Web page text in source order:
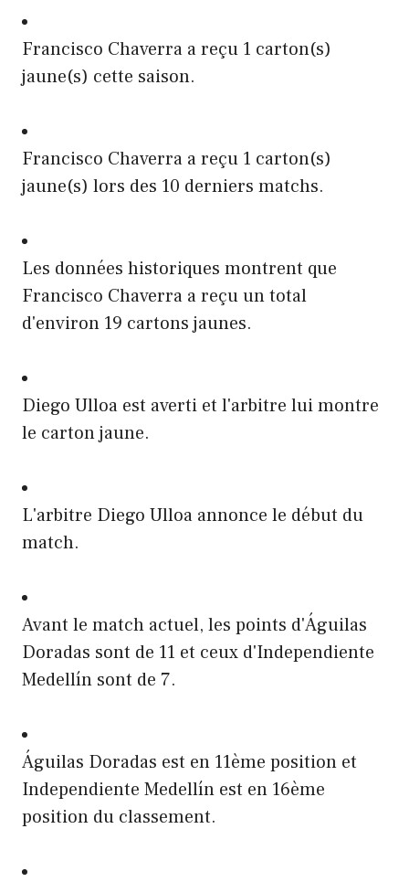
Francisco Chaverra a reçu 1 carton(s)
jaune(s) cette saison.
Francisco Chaverra a reçu 1 carton(s)
jaune(s) lors des 10 derniers matchs.
Les données historiques montrent que
Francisco Chaverra a reçu un total
d'environ 19 cartons jaunes.
Diego Ulloa est averti et l'arbitre lui montre
le carton jaune.
L'arbitre Diego Ulloa annonce le début du
match.
Avant le match actuel, les points d'Águilas
Doradas sont de 11 et ceux d'Independiente
Medellín sont de 7.
Águilas Doradas est en 11ème position et
Independiente Medellín est en 16ème
position du classement.